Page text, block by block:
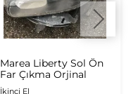
Marea Liberty Sol Ön
Far Çıkma Orjinal
İkinci El